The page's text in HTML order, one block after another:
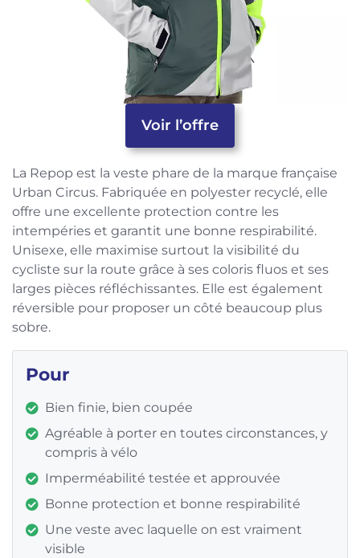
Voir l’offre
La Repop est la veste phare de la marque française
Urban Circus. Fabriquée en polyester recyclé, elle
offre une excellente protection contre les
intempéries et garantit une bonne respirabilité.
Unisexe, elle maximise surtout la visibilité du
cycliste sur la route grâce à ses coloris fluos et ses
larges pièces réfléchissantes. Elle est également
réversible pour proposer un côté beaucoup plus
sobre.
Pour
Bien finie, bien coupée
Agréable à porter en toutes circonstances, y
compris à vélo
Imperméabilité testée et approuvée
Bonne protection et bonne respirabilité
Une veste avec laquelle on est vraiment
visible